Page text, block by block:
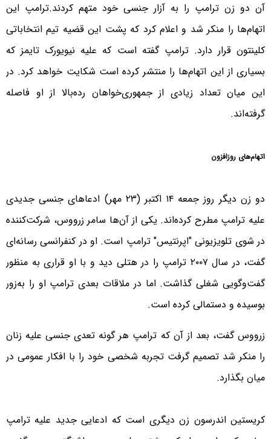
آن دو زن ترامپ را به آزار جنسی خود متهم کردند.ترامپ این
اتهام‌ها را منکر شد و اعلام کرد که پشت این قضیه تیم انتخاباتی
کلینتون قرار دارد. ترامپ گفته است که علیه نیویورک تایمز که
بسیاری از این اتهام‌ها را منتشر کرده است شکایت خواهد کرد. در
این میان تعداد زیادی از جمهوری‌خواهان رده‌بالا از او فاصله
گرفته‌اند.
اتهام‌های روزافزون
دو زن دیگر روز جمعه ۱۴ اکتبر (۲۳ مهر) ادعاهای جنسی جدیدی
علیه ترامپ مطرح کرده‌اند. یکی از آن‌ها سامر زرووس، شرکت‌کننده
در شوی تلویزیونی "اپرنتیس" ترامپ است. او در کنفرانسی رسانه‌ای
گفت، در سال ۲۰۰۷ ترامپ را در هتلی دید و با او قراری به منظور
گفت‌وگویی شغلی گذاشت. اما در ملاقات بعدی ترامپ او را به‌زور
بوسیده و دستمالی کرده است.
زرووس گفت، بعد از آن که ترامپ هر گونه تعدی جنسی علیه زنان
را منکر شد تصمیم گرفت تجربه شخصی خود را با افکار عمومی در
میان بگذارد.
کریستین اندرسون زن دیگری است که ادعایی جدید علیه ترامپ